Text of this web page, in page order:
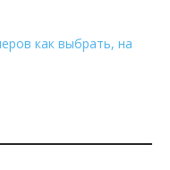
как выбрать, на